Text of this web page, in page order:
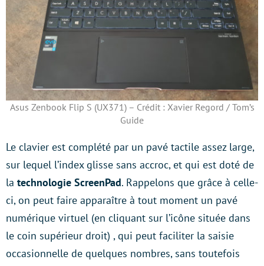
Asus Zenbook Flip S (UX371) – Crédit : Xavier Regord / Tom’s
Guide
Le clavier est complété par un pavé tactile assez large,
sur lequel l’index glisse sans accroc, et qui est doté de
la technologie ScreenPad. Rappelons que grâce à celle-
ci, on peut faire apparaître à tout moment un pavé
numérique virtuel (en cliquant sur l’icône située dans
le coin supérieur droit) , qui peut faciliter la saisie
occasionnelle de quelques nombres, sans toutefois